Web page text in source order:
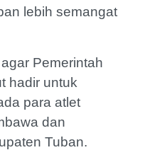
lebih semangat
Pemerintah
hadir untuk
para atlet
dan
Tuban.